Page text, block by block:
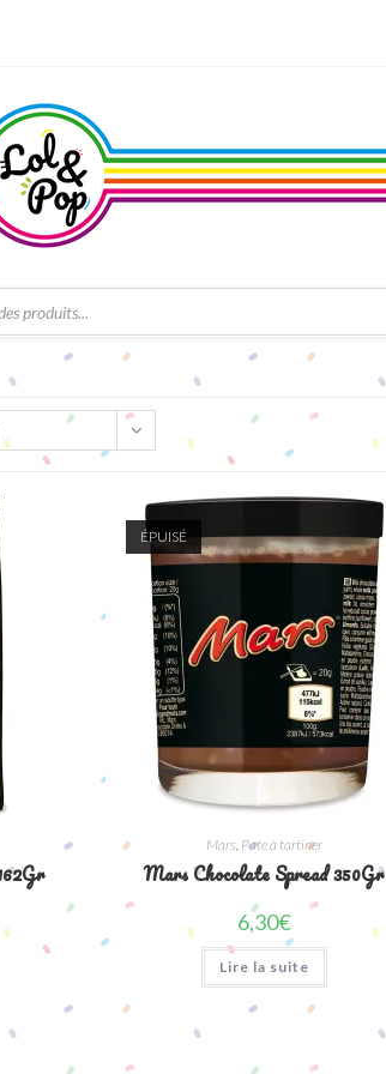
ÉPUISÉ
Mars Pate à tartiner
Mars Chocolate Spread 350Gr
6,30€
Lire la suite